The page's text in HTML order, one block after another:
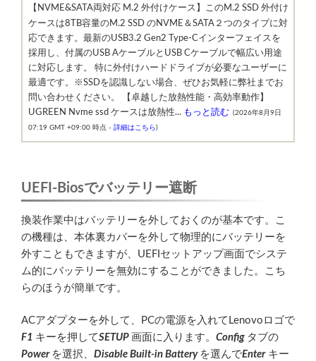
【NVME&SATA両対応 M.2 外付けケース】このM.2 SSD 外付け
ケースは8TB容量のM.2 SSD のNVME＆SATA２つのタイプに対
応できます。最新のUSB3.2 Gen2 Type-Cインターフェイスを
採用し、付属のUSB AケーブルとUSB Cケーブルで幅広い用途
に対応します。 特に外付けハードドライブが必要なユーザーに
最適です。※SSDを認識しない場合、ぜひお気軽に弊社までお
問い合わせください。 【卓越した放熱性能・高効率動作】
UGREEN Nvme ssd ケースは放熱性... もっと読む (2026年8月9日
07:19 GMT +09:00 時点 - 詳細はこちら)
UEFI-Biosでバッテリー遮断
換装作業中はバッテリーを外しておくのが基本です。こ
の機種は、本体裏カバーを外して物理的にバッテリーを
外すこともできますが、UEFIセットアップ画面でシステ
ム的にバッテリーを無効にすることができました。こち
らのほうが簡単です。
ACアダプターを外して、PCの電源を入れてLenovoロゴで
F1 キーを押してSETUP 画面に入ります。 Config タブの
Power を選択、 Disable Built-in Battery を選んでEnterキー